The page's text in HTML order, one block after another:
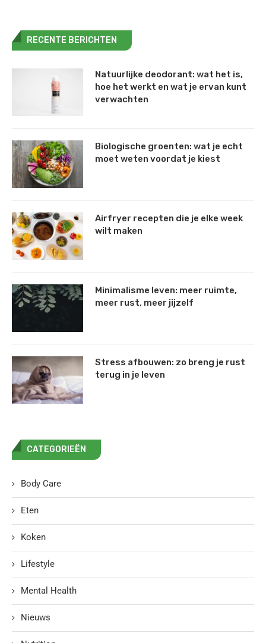
RECENTE BERICHTEN
Natuurlijke deodorant: wat het is,
hoe het werkt en wat je ervan kunt
verwachten
Biologische groenten: wat je echt
moet weten voordat je kiest
Airfryer recepten die je elke week
wilt maken
Minimalisme leven: meer ruimte,
meer rust, meer jijzelf
Stress afbouwen: zo breng je rust
terug in je leven
CATEGORIEËN
Body Care
Eten
Koken
Lifestyle
Mental Health
Nieuws